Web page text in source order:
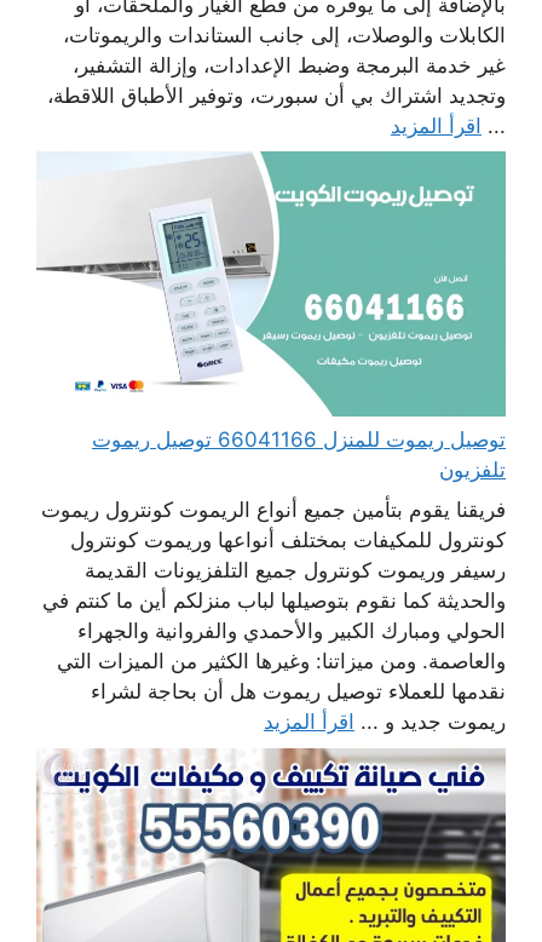
الكابلات والوصلات، إلى جانب الستاندات والريموتات،
غير خدمة البرمجة وضبط الإعدادات، وإزالة التشفير،
وتجديد اشتراك بي أن سبورت، وتوفير الأطباق اللاقطة،
... اقرأ المزيد
توصيل ريموت للمنزل 66041166 توصيل ريموت
تلفزيون
فريقنا يقوم بتأمين جميع أنواع الريموت كونترول ريموت
كونترول للمكيفات بمختلف أنواعها وريموت كونترول
رسيفر وريموت كونترول جميع التلفزيونات القديمة
والحديثة كما نقوم بتوصيلها لباب منزلكم أين ما كنتم في
الحولي ومبارك الكبير والأحمدي والفروانية والجهراء
والعاصمة. ومن ميزاتنا: وغيرها الكثير من الميزات التي
نقدمها للعملاء توصيل ريموت هل أن بحاجة لشراء
ريموت جديد و ... اقرأ المزيد